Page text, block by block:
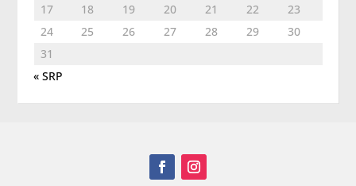
17
18 19 20 21 22
23
24
25 26 27 28 29
30
31
« SRP